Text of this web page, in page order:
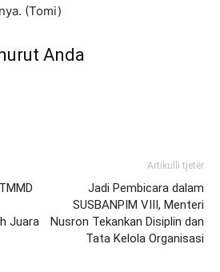
(Tomi)
Anda
Juara
Artikulli tjetër
Jadi Pembicara dalam
SUSBANPIM VIII, Menteri
Nusron Tekankan Disiplin dan
Tata Kelola Organisasi